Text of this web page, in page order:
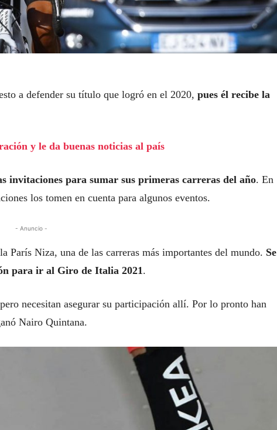
a defender su título que logró en el 2020, pues él recibe la
y le da buenas noticias al país
invitaciones para sumar sus primeras carreras del año. En
los tomen en cuenta para algunos eventos.
- Anuncio -
Niza, una de las carreras más importantes del mundo. Se
para ir al Giro de Italia 2021.
necesitan asegurar su participación allí. Por lo pronto han
Nairo Quintana.